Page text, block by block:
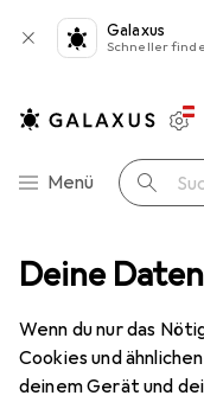
Deine
Wenn du nur das
Cookies und
deinem Gerät und
Galaxus
Schneller
Navigation nach
Menü Suche
Regenschirm